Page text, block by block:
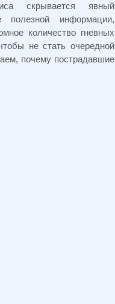
скрывается явный
полезной информации,
количество гневных
не стать очередной
почему пострадавшие